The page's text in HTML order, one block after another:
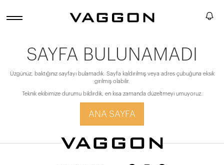
SAYFA BULUNAMADI
Üzgünüz, baktığınız sayfayı bulamadık. Sayfa kaldırılmış veya adres çubuğuna eksik
girilmiş olabilir.
Teknik ekibimize durumu bildirdik, en kısa zamanda düzeltmeyi umuyoruz.
ANA SAYFA